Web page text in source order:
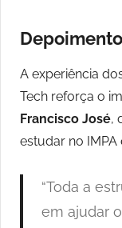
A experiência
Tech reforça o
Francisco José,
estudar no IMPA
“Toda a
em ajudar